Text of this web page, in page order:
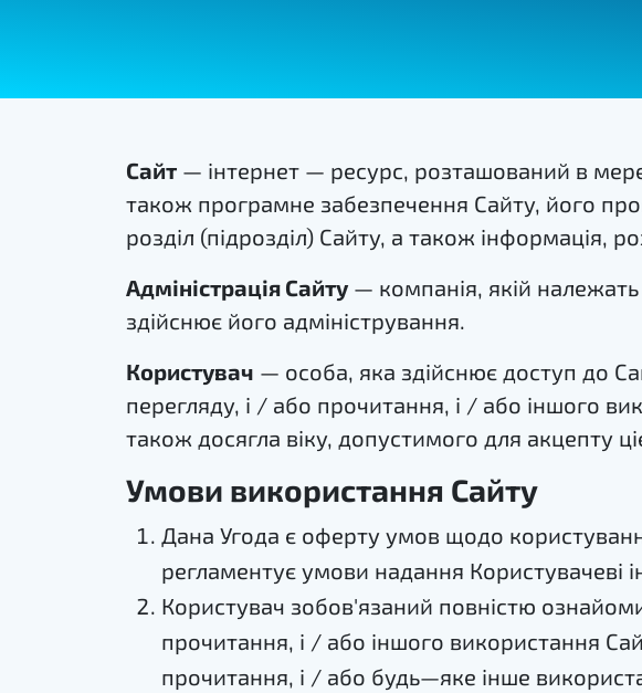
Сайт — інтернет — ресурс, розташований в
також програмне забезпечення Сайту, його
розділ (підрозділ) Сайту, а також інформація,
Адміністрація Сайту— компанія, якій
здійснює його адміністрування.
Користувач — особа, яка здійснює доступ до
перегляду, і / або прочитання, і / або іншого
також досягла віку, допустимого для акцепту
Умови використання Сайту
Дана Угода є оферту умов щодо
регламентує умови надання Користувачеві
Користувач зобов'язаний повністю
прочитання, і / або іншого використання
прочитання, і / або будь—яке інше